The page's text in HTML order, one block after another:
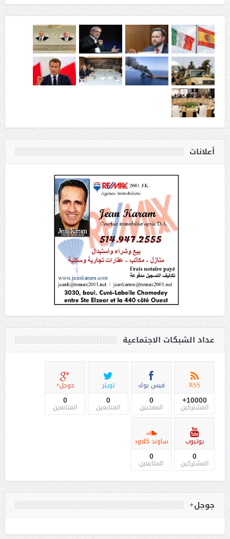
أعلانات
عداد الشبكات الاجتماعية
RSS
10000+
المشتركين
فيس بوك
0
المعجبين
تويتر
0
المتابعين
جوجل+
0
المتابعين
يوتيوب
0
المشتركين
ساوند كلاود
0
المتابعين
جوجل+